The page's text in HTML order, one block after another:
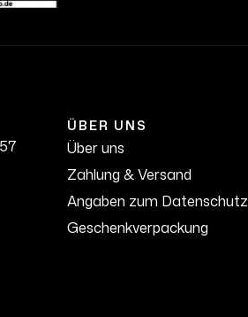
ÜBER UNS
Über uns
Zahlung & Versand
Angaben zum Datenschutz
Geschenkverpackung